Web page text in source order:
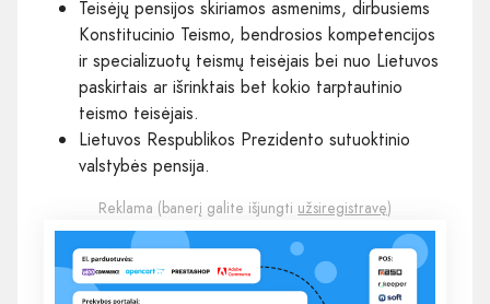
Teisėjų pensijos skiriamos asmenims, dirbusiems
Konstitucinio Teismo, bendrosios kompetencijos
ir specializuotų teismų teisėjais bei nuo Lietuvos
paskirtais ar išrinktais bet kokio tarptautinio
teismo teisėjais.
Lietuvos Respublikos Prezidento sutuoktinio
valstybės pensija.
Reklama (banerį galite išjungti užsiregistravę)